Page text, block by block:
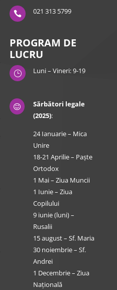
 021 313 5799
PROGRAM DE
LUCRU
} Luni – Vineri: 9-19

Sărbători legale
(2025):
24 Ianuarie – Mica
Unire
18-21 Aprilie – Paște
Ortodox
1 Mai – Ziua Muncii
1 Iunie – Ziua
Copilului
9 iunie (luni) –
Rusalii
15 august – Sf. Maria
30 noiembrie – Sf.
Andrei
1 Decembrie – Ziua
Națională